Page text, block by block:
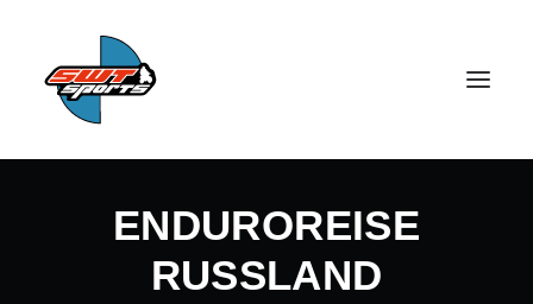
ENDUROREISE
RUSSLAND